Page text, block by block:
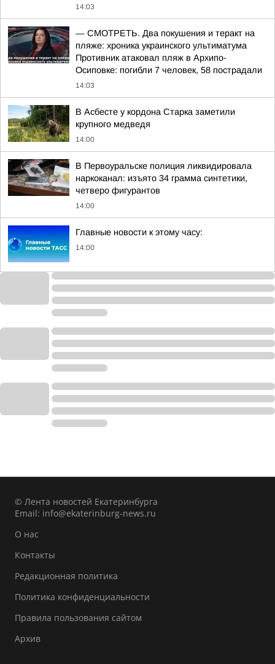
14:03
— СМОТРЕТЬ. Два покушения и теракт на
пляже: хроника украинского ультиматума
Противник атаковал пляж в Архипо-
Осиповке: погибли 7 человек, 58 пострадали
14:03
В Асбесте у кордона Старка заметили
крупного медведя
14:00
В Первоуральске полиция ликвидировала
наркоканал: изъято 34 грамма синтетики,
четверо фигурантов
14:00
Главные новости к этому часу:
14:00
© Лента новостей Екатеринбурга
Email: info@ekaterinburg-news.ru
О нас
Контакты
Редакционная политика
Политика конфиденциальности
Правила пользования сайтом
Архив